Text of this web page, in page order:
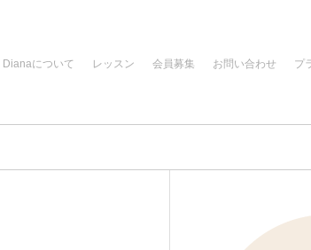
Dianaについて レッスン 会員募集 お問い合わせ プ